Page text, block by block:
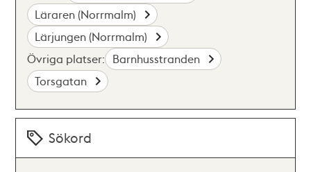
Läraren (Norrmalm)
Lärjungen (Norrmalm)
Övriga platser: Barnhusstranden
Torsgatan
Sökord